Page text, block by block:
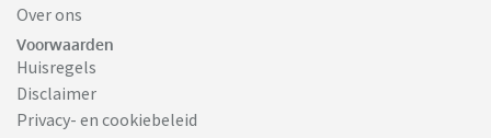
Over ons
Voorwaarden
Huisregels
Disclaimer
Privacy- en cookiebeleid